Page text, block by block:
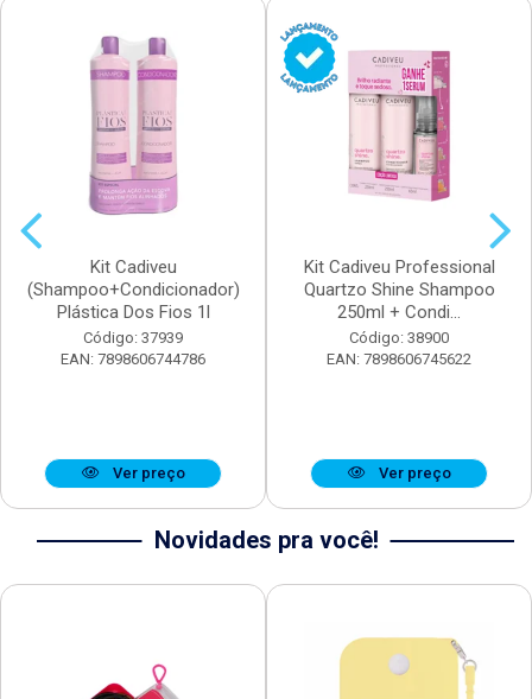
Kit Cadiveu
(Shampoo+Condicionador)
Plástica Dos Fios 1l
Código: 37939
EAN: 7898606744786
Ver preço
Kit Cadiveu Professional
Quartzo Shine Shampoo
250ml + Condi...
Código: 38900
EAN: 7898606745622
Ver preço
Novidades pra você!